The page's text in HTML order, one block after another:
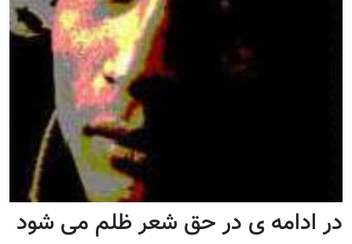
در ادامه ی در حق شعر ظلم می شود